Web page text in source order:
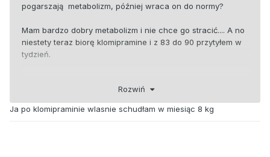
pogarszają metabolizm, później wraca on do normy?
Mam bardzo dobry metabolizm i nie chce go stracić.... A no
niestety teraz biorę klomipramine i z 83 do 90 przytyłem w
tydzień.
Rozwiń
Ja po klomipraminie wlasnie schudłam w miesiąc 8 kg